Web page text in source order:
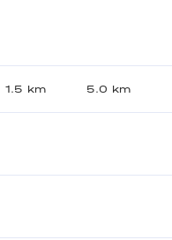
1.5 km 5.0 km